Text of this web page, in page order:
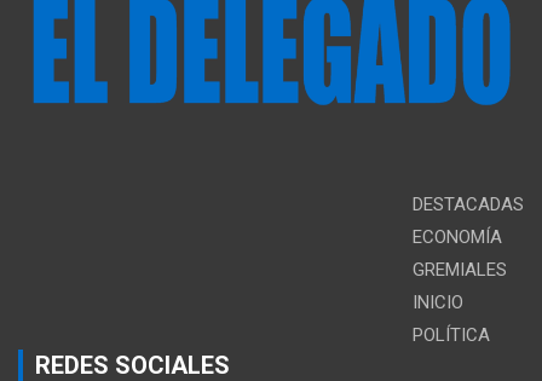
DESTACADAS
ECONOMÍA
GREMIALES
INICIO
POLÍTICA
REDES SOCIALES